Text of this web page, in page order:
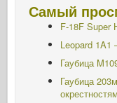
Самый
F-18F Super
Leopard 1A1
Гаубица
Гаубица